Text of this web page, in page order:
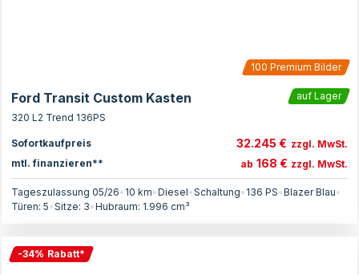
100 Premium Bilder
Ford Transit Custom Kasten
auf Lager
320 L2 Trend 136PS
Sofortkaufpreis 32.245 € zzgl. MwSt.
mtl. finanzieren**
ab 168 € zzgl. MwSt.
Tageszulassung 05/26• 10 km•Diesel•Schaltung• 136 PS•Blazer Blau•
Türen: 5•Sitze: 3•Hubraum: 1.996 cm³
-34% Rabatt*